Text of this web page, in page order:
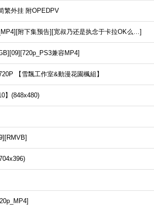
繁外挂 附OPEDPV
附下集预告][宽叔乃还是执念于卡拉OK么…]
兼容MP4]
【雪飄工作室&動漫花園楓組】
】(848x480)